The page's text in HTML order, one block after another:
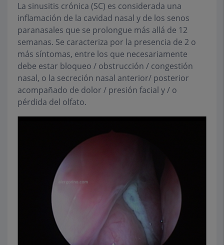
La sinusitis crónica (SC) es considerada una
inflamación de la cavidad nasal y de los senos
paranasales que se prolongue más allá de 12
semanas. Se caracteriza por la presencia de 2 o
más síntomas, entre los que necesariamente
debe estar bloqueo / obstrucción / congestión
nasal, o la secreción nasal anterior/ posterior
acompañado de dolor / presión facial y / o
pérdida del olfato.